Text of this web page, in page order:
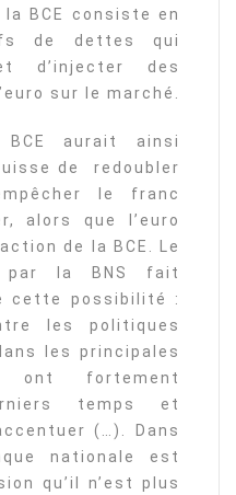
la BCE consiste en
de dettes qui
d’injecter des
sur le marché.
aurait ainsi
de redoubler
le franc
alors que l’euro
de la BCE. Le
par la BNS fait
cette possibilité :
les politiques
les principales
ont fortement
temps et
(…). Dans
nationale est
qu’il n’est plus